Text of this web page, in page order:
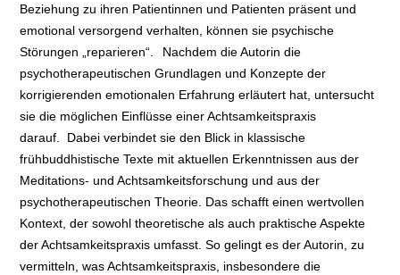
Beziehung zu ihren Patientinnen und Patienten präsent und
emotional versorgend verhalten, können sie psychische
Störungen „reparieren“.
Nachdem die Autorin die
psychotherapeutischen Grundlagen und Konzepte der
korrigierenden emotionalen Erfahrung erläutert hat, untersucht
sie die möglichen Einflüsse einer Achtsamkeitspraxis
darauf.
Dabei verbindet sie den Blick in klassische
frühbuddhistische Texte mit aktuellen Erkenntnissen aus der
Meditations- und Achtsamkeitsforschung und aus der
psychotherapeutischen Theorie. Das schafft einen wertvollen
Kontext, der sowohl theoretische als auch praktische Aspekte
der Achtsamkeitspraxis umfasst. So gelingt es der Autorin, zu
vermitteln, was Achtsamkeitspraxis, insbesondere die